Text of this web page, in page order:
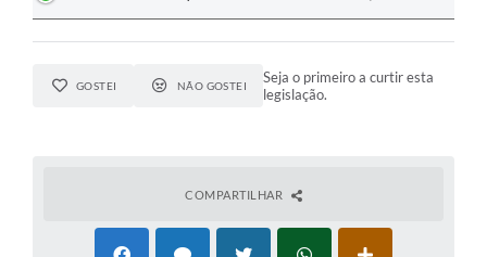
GOSTEI NÃO GOSTEI
Seja o primeiro a curtir esta
legislação.
COMPARTILHAR